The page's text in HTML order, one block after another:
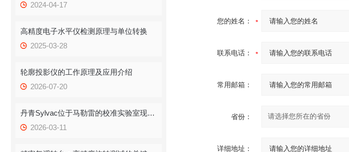
您的姓名：
联系电话：
常用邮箱：
省份：
详细地址：
2024-04-17
高精度电子水平仪检测原理与单位转换
2025-03-28
轮廓投影仪的工作原理及应用介绍
2026-07-20
丹青Sylvac位于马勒雷的校准实验室现已获得SCS认证
2026-03-11